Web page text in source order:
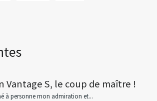
Vantage S, le coup de maître !
à personne mon admiration et...